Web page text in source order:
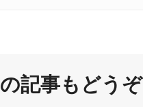
記事もどうぞ